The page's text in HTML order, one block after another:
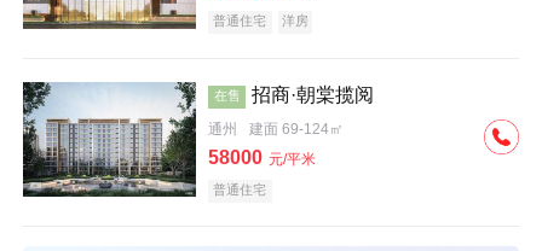
普通住宅 洋房
在售 招商·朝棠揽阅
通州 建面 69-124㎡
58000 元/平米
普通住宅